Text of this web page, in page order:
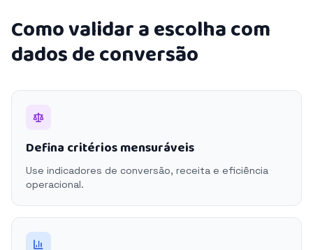
Como validar a escolha com
dados de conversão
Defina critérios mensuráveis
Use indicadores de conversão, receita e eficiência
operacional.